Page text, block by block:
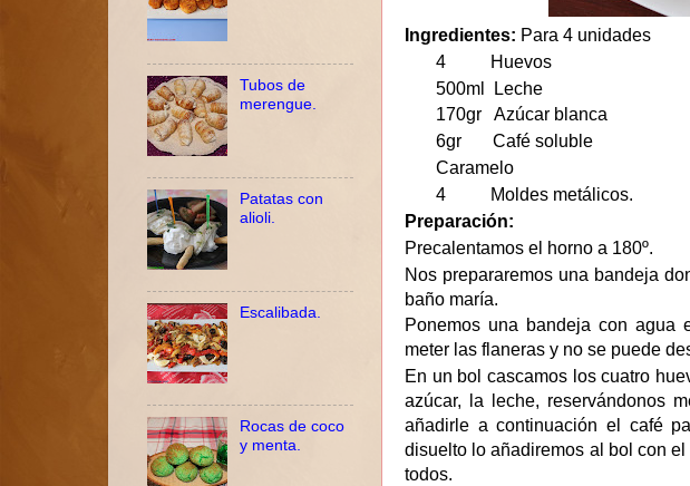
Ingredientes: Para 4 unidades
4 Huevos
500ml Leche
170gr Azúcar blanca
6gr Café soluble
Caramelo
4 Moldes metálicos.
Preparación:
Precalentamos el horno a 180º.
Nos prepararemos una bandeja
baño maría.
Ponemos una bandeja con agua
meter las flaneras y no se puede
En un bol cascamos los cuatro
azúcar, la leche, reservándonos
añadirle a continuación el café
disuelto lo añadiremos al bol con
todos.
Tubos de
merengue.
Patatas con
alioli.
Escalibada.
Rocas de coco
y menta.